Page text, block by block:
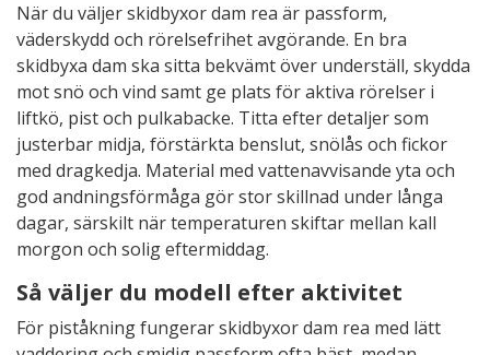
När du väljer skidbyxor dam rea är passform,
väderskydd och rörelsefrihet avgörande. En bra
skidbyxa dam ska sitta bekvämt över underställ, skydda
mot snö och vind samt ge plats för aktiva rörelser i
liftkö, pist och pulkabacke. Titta efter detaljer som
justerbar midja, förstärkta benslut, snölås och fickor
med dragkedja. Material med vattenavvisande yta och
god andningsförmåga gör stor skillnad under långa
dagar, särskilt när temperaturen skiftar mellan kall
morgon och solig eftermiddag.
Så väljer du modell efter aktivitet
För piståkning fungerar skidbyxor dam rea med lätt